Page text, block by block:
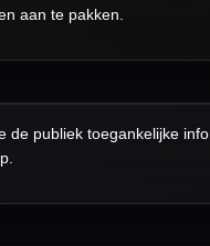
aan te pakken.
de publiek toegankelijke